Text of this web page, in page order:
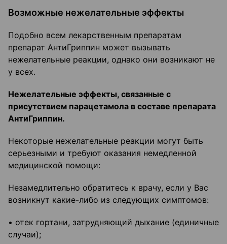
Возможные нежелательные эффекты
Подобно всем лекарственным препаратам
препарат АнтиГриппин может вызывать
нежелательные реакции, однако они возникают не
у всех.
Нежелательные эффекты, связанные с
присутствием парацетамола в составе препарата
АнтиГриппин.
Некоторые нежелательные реакции могут быть
серьезными и требуют оказания немедленной
медицинской помощи:
Незамедлительно обратитесь к врачу, если у Вас
возникнут какие-либо из следующих симптомов:
• отек гортани, затрудняющий дыхание (единичные
случаи);